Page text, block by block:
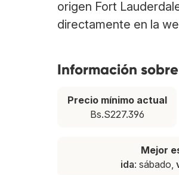
origen Fort
directamente en la
Información
Precio mínimo actual
Bs.S227.396
Mejor
ida: sábado,